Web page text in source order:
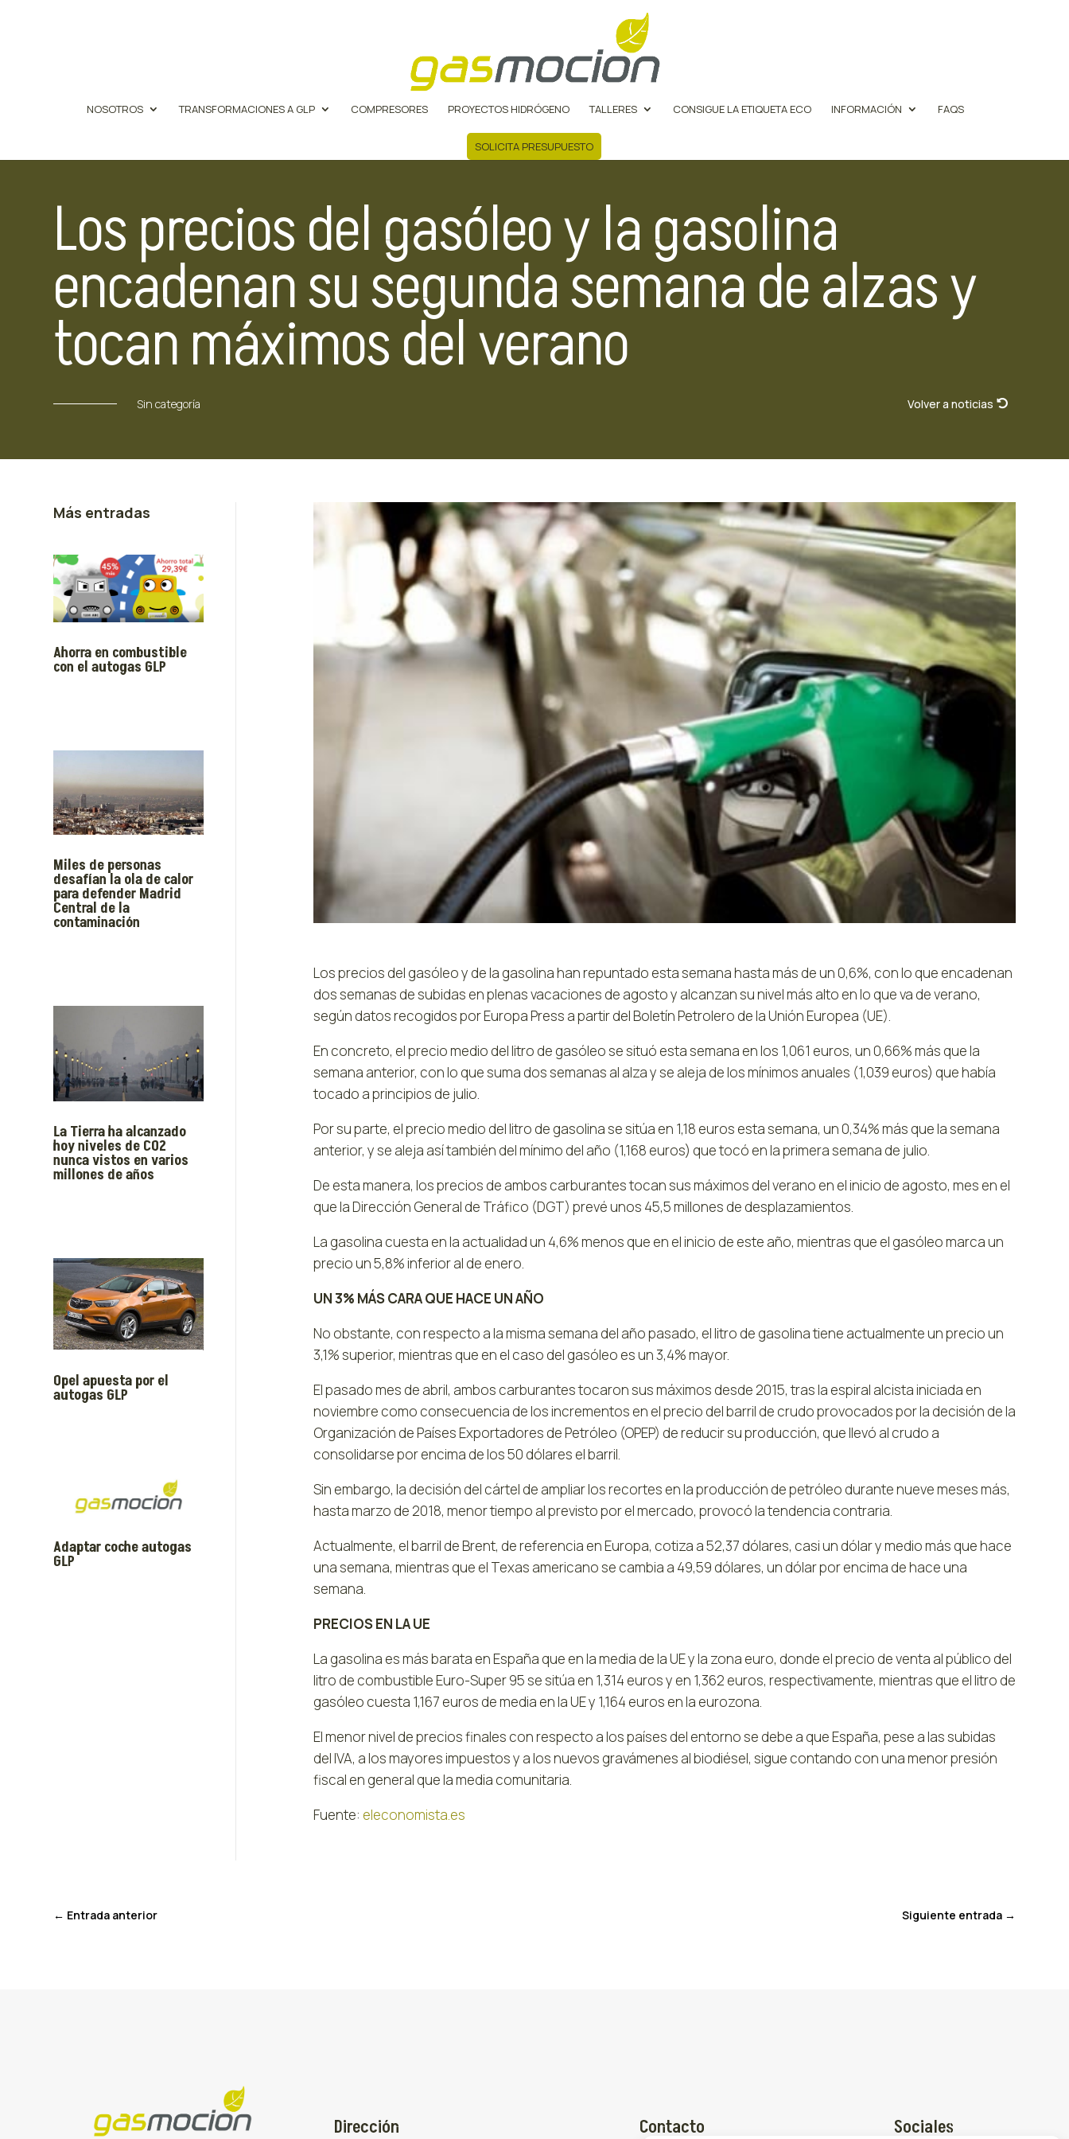
NOSOTROS TRANSFORMACIONES A GLP COMPRESORES PROYECTOS HIDRÓGENO TALLERES CONSIGUE LA ETIQUETA ECO INFORMACIÓN FAQS
SOLICITA PRESUPUESTO
Los precios del gasóleo y la gasolina
encadenan su segunda semana de alzas y
tocan máximos del verano
Sin categoría Volver a noticias
Más entradas
Ahorra en combustible
con el autogas GLP
Miles de personas
desafían la ola de calor
para defender Madrid
Central de la
contaminación
La Tierra ha alcanzado
hoy niveles de CO2
nunca vistos en varios
millones de años
Opel apuesta por el
autogas GLP
Adaptar coche autogas
GLP
Los precios del gasóleo y de la gasolina han repuntado esta semana hasta más de un 0,6%, con lo que encadenan
dos semanas de subidas en plenas vacaciones de agosto y alcanzan su nivel más alto en lo que va de verano,
según datos recogidos por Europa Press a partir del Boletín Petrolero de la Unión Europea (UE).
En concreto, el precio medio del litro de gasóleo se situó esta semana en los 1,061 euros, un 0,66% más que la
semana anterior, con lo que suma dos semanas al alza y se aleja de los mínimos anuales (1,039 euros) que había
tocado a principios de julio.
Por su parte, el precio medio del litro de gasolina se sitúa en 1,18 euros esta semana, un 0,34% más que la semana
anterior, y se aleja así también del mínimo del año (1,168 euros) que tocó en la primera semana de julio.
De esta manera, los precios de ambos carburantes tocan sus máximos del verano en el inicio de agosto, mes en el
que la Dirección General de Tráfico (DGT) prevé unos 45,5 millones de desplazamientos.
La gasolina cuesta en la actualidad un 4,6% menos que en el inicio de este año, mientras que el gasóleo marca un
precio un 5,8% inferior al de enero.
UN 3% MÁS CARA QUE HACE UN AÑO
No obstante, con respecto a la misma semana del año pasado, el litro de gasolina tiene actualmente un precio un
3,1% superior, mientras que en el caso del gasóleo es un 3,4% mayor.
El pasado mes de abril, ambos carburantes tocaron sus máximos desde 2015, tras la espiral alcista iniciada en
noviembre como consecuencia de los incrementos en el precio del barril de crudo provocados por la decisión de la
Organización de Países Exportadores de Petróleo (OPEP) de reducir su producción, que llevó al crudo a
consolidarse por encima de los 50 dólares el barril.
Sin embargo, la decisión del cártel de ampliar los recortes en la producción de petróleo durante nueve meses más,
hasta marzo de 2018, menor tiempo al previsto por el mercado, provocó la tendencia contraria.
Actualmente, el barril de Brent, de referencia en Europa, cotiza a 52,37 dólares, casi un dólar y medio más que hace
una semana, mientras que el Texas americano se cambia a 49,59 dólares, un dólar por encima de hace una
semana.
PRECIOS EN LA UE
La gasolina es más barata en España que en la media de la UE y la zona euro, donde el precio de venta al público del
litro de combustible Euro-Super 95 se sitúa en 1,314 euros y en 1,362 euros, respectivamente, mientras que el litro de
gasóleo cuesta 1,167 euros de media en la UE y 1,164 euros en la eurozona.
El menor nivel de precios finales con respecto a los países del entorno se debe a que España, pese a las subidas
del IVA, a los mayores impuestos y a los nuevos gravámenes al biodiésel, sigue contando con una menor presión
fiscal en general que la media comunitaria.
Fuente: eleconomista.es
← Entrada anterior Siguiente entrada→
Dirección Contacto Sociales